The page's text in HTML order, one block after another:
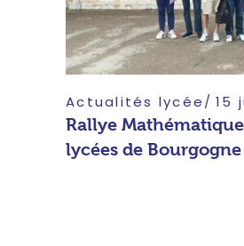
Actualités lycée 15
Rallye
lycées de